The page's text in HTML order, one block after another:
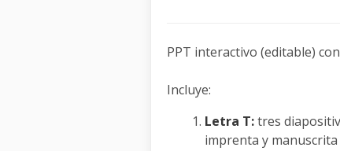
PPT interactivo (editable)
Incluye:
Letra T:tres
imprenta y manuscrita